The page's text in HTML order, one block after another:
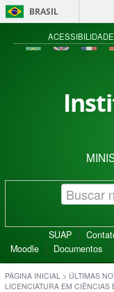
BRASIL
ACESSIBILIDADE
SUAP
Moodle
Documentos
PÁGINA INICIAL > ÚLTIMAS
LICENCIATURA EM CIÊNCIAS